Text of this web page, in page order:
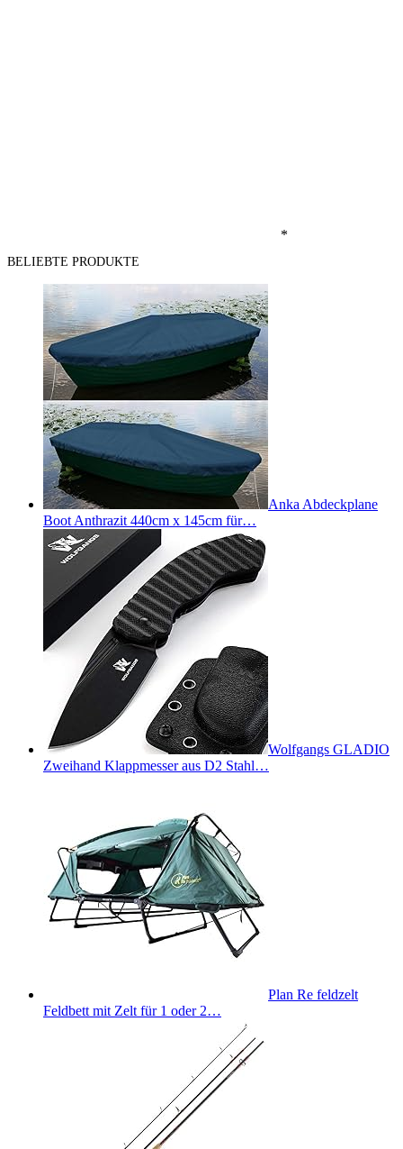
*
BELIEBTE PRODUKTE
Anka Abdeckplane
Boot Anthrazit 440cm x 145cm für…
Wolfgangs GLADIO
Zweihand Klappmesser aus D2 Stahl…
Plan Re feldzelt
Feldbett mit Zelt für 1 oder 2…